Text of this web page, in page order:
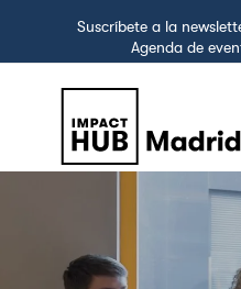
Suscríbete a la
Agenda de